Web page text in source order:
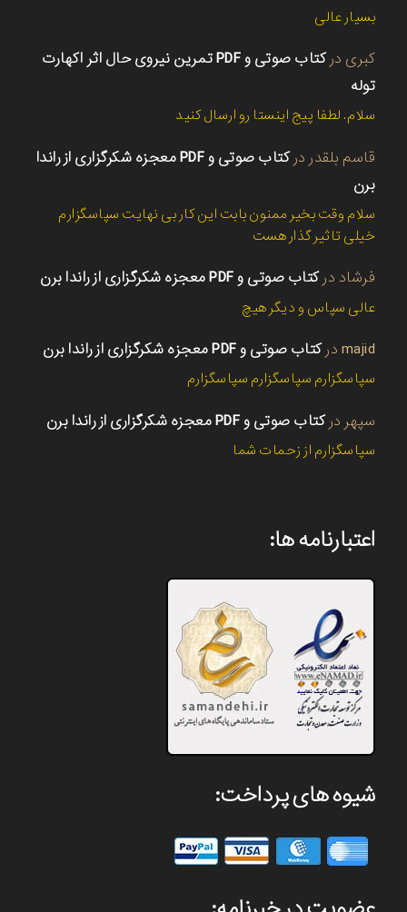
بسیار عالی
کبری در
کتاب صوتی و PDF تمرین نیروی حال اثر اکهارت
توله
سلام. لطفا پیج اینستا رو ارسال کنید
قاسم بلقدر در
کتاب صوتی و PDF معجزه شکرگزاری از راندا
برن
سلام وقت بخیر ممنون بابت این کار بی نهایت سپاسگزارم
خیلی تاثیر گذار هست
فرشاد درکتاب صوتی و PDF معجزه شکرگزاری از راندا برن
عالی سپاس و دیگر هیچ
majid درکتاب صوتی و PDF معجزه شکرگزاری از راندا برن
سپاسگزارم سپاسگزارم سپاسگزارم
سپهر درکتاب صوتی و PDF معجزه شکرگزاری از راندا برن
سپاسگزارم از زحمات شما
اعتبارنامه ها:
شیوه های پرداخت: